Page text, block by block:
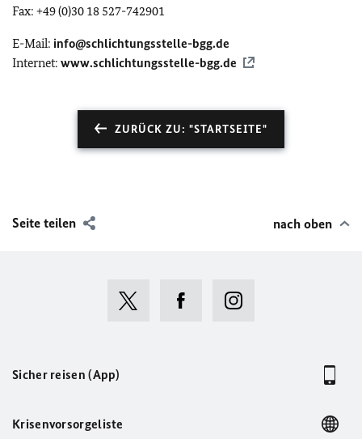
Fax: +49 (0)30 18 527-742901
E-Mail: info@schlichtungsstelle-bgg.de
Internet: www.schlichtungsstelle-bgg.de
ZURÜCK ZU: "STARTSEITE"
Seite teilen nach oben
Sicher reisen (App)
Krisenvorsorgeliste